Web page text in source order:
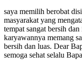
saya memilih berobat
masyarakat yang
tempat sangat bersih
karyawannya memang
bersih dan luas. Dear
semoga sehat selalu